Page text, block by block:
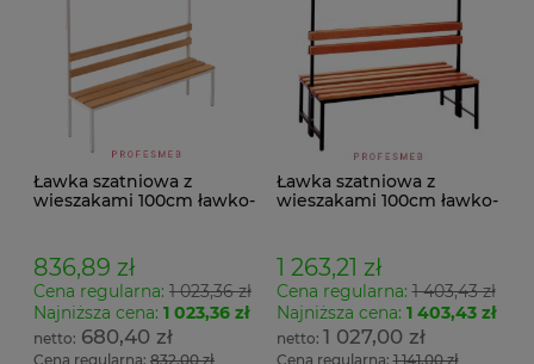
Ławka szatniowa z
wieszakami 100cm ławko-
836,89 zł
Cena regularna: 1 023,36 zł
Najniższa cena: 1 023,36 zł
680,40 zł
Cena regularna: 832,00 zł
Ławka szatniowa z
wieszakami 100cm ławko-
1 263,21 zł
Cena regularna:1 403,43 zł
Najniższa cena: 1 403,43 zł
1 027,00 zł
Cena regularna:1 141,00 zł